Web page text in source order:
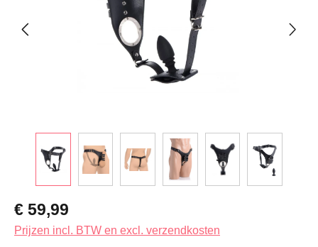
Normale prijs:
€ 59,99
Prijzen incl. BTW en excl. verzendkosten